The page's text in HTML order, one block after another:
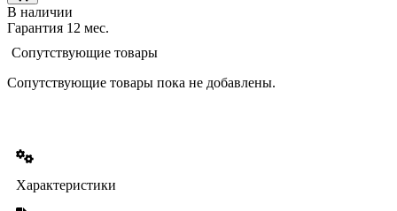
В наличии
Гарантия 12 мес.
Сопутствующие товары
Сопутствующие товары пока не добавлены.
Характеристики